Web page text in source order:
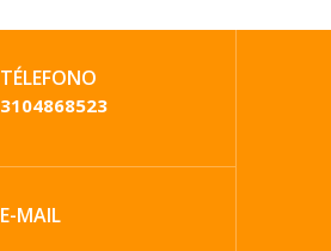
TÉLEFONO
3104868523
E-MAIL